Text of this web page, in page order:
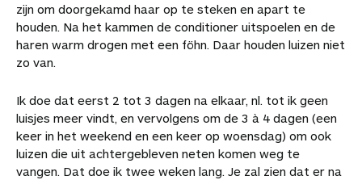
zijn om doorgekamd haar op te steken en apart te
houden. Na het kammen de conditioner uitspoelen en de
haren warm drogen met een föhn. Daar houden luizen niet
zo van.
Ik doe dat eerst 2 tot 3 dagen na elkaar, nl. tot ik geen
luisjes meer vindt, en vervolgens om de 3 à 4 dagen (een
keer in het weekend en een keer op woensdag) om ook
luizen die uit achtergebleven neten komen weg te
vangen. Dat doe ik twee weken lang. Je zal zien dat er na